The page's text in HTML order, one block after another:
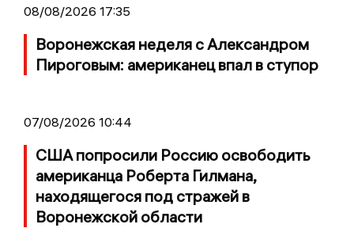
08/08/2026 17:35
Воронежская неделя с Александром
Пироговым: американец впал в ступор
07/08/2026 10:44
США попросили Россию освободить
американца Роберта Гилмана,
находящегося под стражей в
Воронежской области